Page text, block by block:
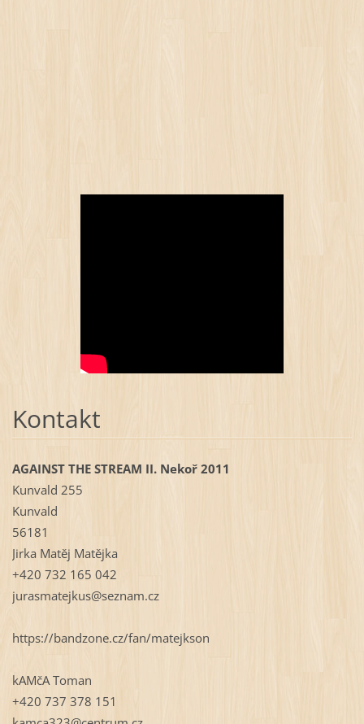
Kontakt
AGAINST THE STREAM II. Nekoř 2011
Kunvald 255
Kunvald
56181
Jirka Matěj Matějka
+420 732 165 042
jurasmatejkus@seznam.cz
https://bandzone.cz/fan/matejkson
kAMčA Toman
+420 737 378 151